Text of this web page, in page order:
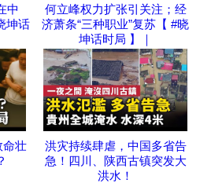
中
坤话
何立峰权力扩张引关注；经
济萧条“三种职业”复苏【 #晓
坤话时局 】｜
命壮
洪灾持续肆虐，中国多省告
急！四川、陕西古镇突发大
洪水！